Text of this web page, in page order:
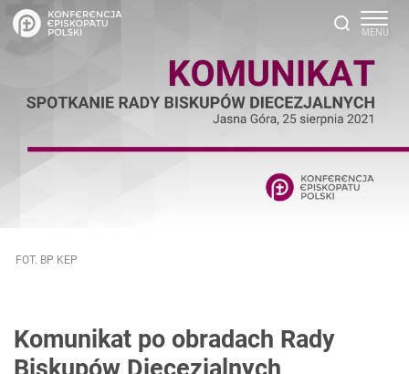
FOT. BP KEP
Komunikat po obradach Rady